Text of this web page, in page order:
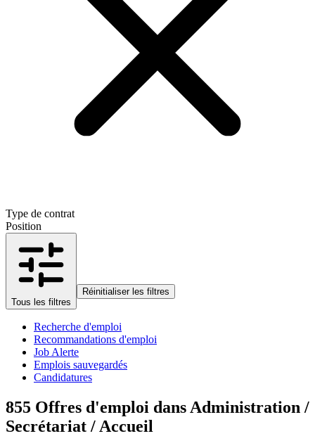
Type de contrat
Position
Tous les filtres
Réinitialiser les filtres
Recherche d'emploi
Recommandations d'emploi
Job Alerte
Emplois sauvegardés
Candidatures
855 Offres d'emploi dans Administration /
Secrétariat / Accueil